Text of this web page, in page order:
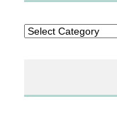
Kategorije